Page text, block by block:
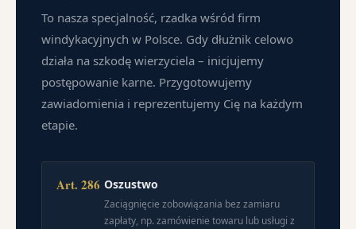
To nasza specjalność, rzadka wśród firm
windykacyjnych w Polsce. Gdy dłużnik celowo
działa na szkodę wierzyciela – inicjujemy
postępowanie karne. Przygotowujemy
zawiadomienia i reprezentujemy Cię na każdym
etapie.
Art. 286 Oszustwo
Zaciągnięcie zobowiązania bez zamiaru
zapłaty, np. zamówienie towaru lub usługi z